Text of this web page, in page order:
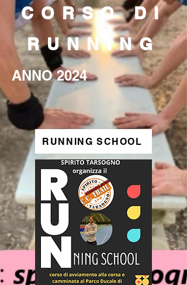
CORSO DI
RUNNING
ANNO 2024
RUNNING SCHOOL